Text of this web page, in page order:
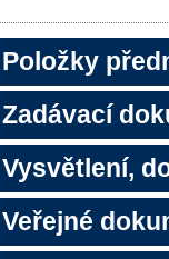
Položky
Zadávací
Vysvětlení,
Veřejné